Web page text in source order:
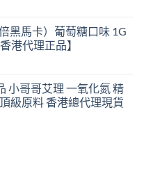
黑馬卡）葡萄糖口味 1G
港代理正品】
小哥哥艾理 一氧化氮 精
級原料 香港總代理現貨